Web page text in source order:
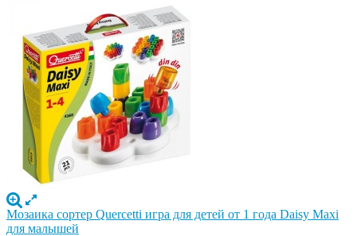
Мозаика сортер Quercetti игра для детей от 1 года Daisy Maxi
для малышей